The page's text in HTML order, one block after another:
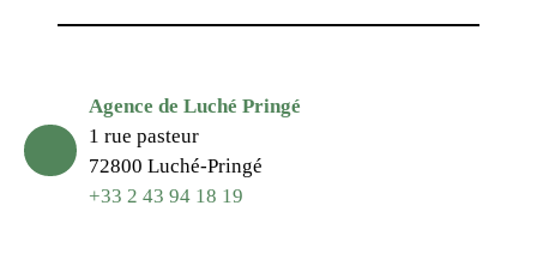
Agence de Luché Pringé
1 rue pasteur
72800 Luché-Pringé
+33 2 43 94 18 19